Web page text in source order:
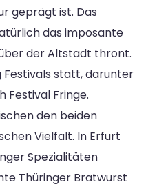
geprägt ist. Das
das imposante
der Altstadt thront.
Festivals statt, darunter
Festival Fringe.
den beiden
Vielfalt. In Erfurt
Spezialitäten
Thüringer Bratwurst